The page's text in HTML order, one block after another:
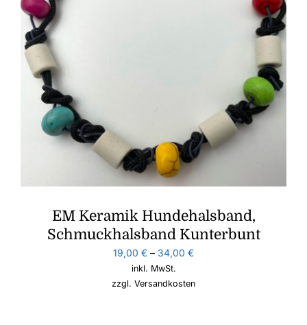
EM Keramik Hundehalsband,
Schmuckhalsband Kunterbunt
19,00 € – 34,00 €
inkl. MwSt.
zzgl. Versandkosten